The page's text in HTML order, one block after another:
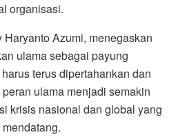
organisasi.
Azumi, menegaskan
ulama sebagai payung
terus dipertahankan dan
ulama menjadi semakin
krisis nasional dan global yang